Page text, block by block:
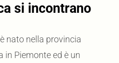
si incontrano
nato nella provincia
in Piemonte ed è un